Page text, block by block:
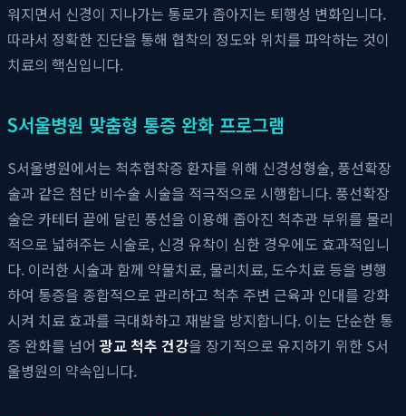
워지면서 신경이 지나가는 통로가 좁아지는 퇴행성 변화입니다.
따라서 정확한 진단을 통해 협착의 정도와 위치를 파악하는 것이
치료의 핵심입니다.
S서울병원 맞춤형 통증 완화 프로그램
S서울병원에서는 척추협착증 환자를 위해 신경성형술, 풍선확장
술과 같은 첨단 비수술 시술을 적극적으로 시행합니다. 풍선확장
술은 카테터 끝에 달린 풍선을 이용해 좁아진 척추관 부위를 물리
적으로 넓혀주는 시술로, 신경 유착이 심한 경우에도 효과적입니
다. 이러한 시술과 함께 약물치료, 물리치료, 도수치료 등을 병행
하여 통증을 종합적으로 관리하고 척추 주변 근육과 인대를 강화
시켜 치료 효과를 극대화하고 재발을 방지합니다. 이는 단순한 통
증 완화를 넘어광교 척추 건강을 장기적으로 유지하기 위한 S서
울병원의 약속입니다.